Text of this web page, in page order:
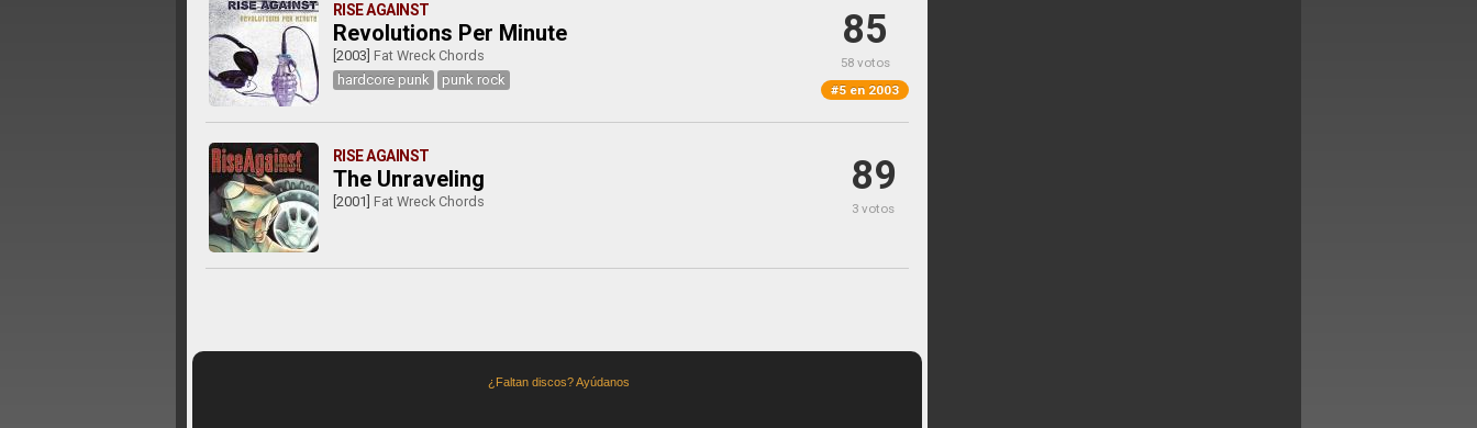
85
58 votos
#5 en 2003
RISE AGAINST
Revolutions Per Minute
[2003] Fat Wreck Chords
hardcore punk
punk rock
89
3 votos
RISE AGAINST
The Unraveling
[2001] Fat Wreck Chords
¿Faltan discos? Ayúdanos